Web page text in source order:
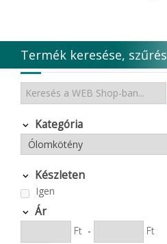
Termék keresése, szűrés
Kategória
Készleten
Igen
Ár
Ft - Ft